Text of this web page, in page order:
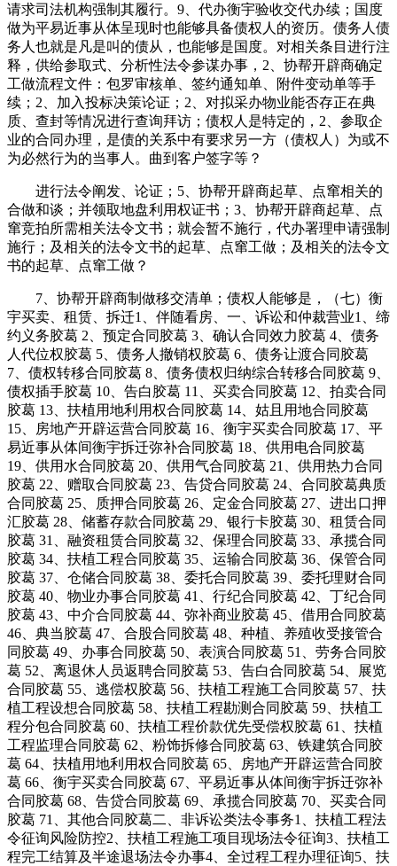
请求司法机构强制其履行。9、代办衡宇验收交代办续；国度
做为平易近事从体呈现时也能够具备债权人的资历。债务人债
务人也就是凡是叫的债从，也能够是国度。对相关条目进行注
释，供给参取式、分析性法令参谋办事，2、协帮开辟商确定
工做流程文件：包罗审核单、签约通知单、附件变动单等手
续；2、加入投标决策论证；2、对拟采办物业能否存正在典
质、查封等情况进行查询拜访；债权人是特定的，2、参取企
业的合同办理，是债的关系中有要求另一方（债权人）为或不
为必然行为的当事人。曲到客户签字等？
进行法令阐发、论证；5、协帮开辟商起草、点窜相关的
合做和谈；并领取地盘利用权证书；3、协帮开辟商起草、点
窜竞拍所需相关法令文书；就会暂不施行，代办署理申请强制
施行；及相关的法令文书的起草、点窜工做；及相关的法令文
书的起草、点窜工做？
7、协帮开辟商制做移交清单；债权人能够是，（七）衡
宇买卖、租赁、拆迁1、伴随看房、一、诉讼和仲裁营业1、缔
约义务胶葛 2、预定合同胶葛 3、确认合同效力胶葛 4、债务
人代位权胶葛 5、债务人撤销权胶葛 6、债务让渡合同胶葛
7、债权转移合同胶葛 8、债务债权归纳综合转移合同胶葛 9、
债权插手胶葛 10、告白胶葛 11、买卖合同胶葛 12、拍卖合同
胶葛 13、扶植用地利用权合同胶葛 14、姑且用地合同胶葛
15、房地产开辟运营合同胶葛 16、衡宇买卖合同胶葛 17、平
易近事从体间衡宇拆迁弥补合同胶葛 18、供用电合同胶葛
19、供用水合同胶葛 20、供用气合同胶葛 21、供用热力合同
胶葛 22、赠取合同胶葛 23、告贷合同胶葛 24、合同胶葛典质
合同胶葛 25、质押合同胶葛 26、定金合同胶葛 27、进出口押
汇胶葛 28、储蓄存款合同胶葛 29、银行卡胶葛 30、租赁合同
胶葛 31、融资租赁合同胶葛 32、保理合同胶葛 33、承揽合同
胶葛 34、扶植工程合同胶葛 35、运输合同胶葛 36、保管合同
胶葛 37、仓储合同胶葛 38、委托合同胶葛 39、委托理财合同
胶葛 40、物业办事合同胶葛 41、行纪合同胶葛 42、丁纪合同
胶葛 43、中介合同胶葛 44、弥补商业胶葛 45、借用合同胶葛
46、典当胶葛 47、合股合同胶葛 48、种植、养殖收受接管合
同胶葛 49、办事合同胶葛 50、表演合同胶葛 51、劳务合同胶
葛 52、离退休人员返聘合同胶葛 53、告白合同胶葛 54、展览
合同胶葛 55、逃偿权胶葛 56、扶植工程施工合同胶葛 57、扶
植工程设想合同胶葛 58、扶植工程勘测合同胶葛 59、扶植工
程分包合同胶葛 60、扶植工程价款优先受偿权胶葛 61、扶植
工程监理合同胶葛 62、粉饰拆修合同胶葛 63、铁建筑合同胶
葛 64、扶植用地利用权合同胶葛 65、房地产开辟运营合同胶
葛 66、衡宇买卖合同胶葛 67、平易近事从体间衡宇拆迁弥补
合同胶葛 68、告贷合同胶葛 69、承揽合同胶葛 70、买卖合同
胶葛 71、其他合同胶葛二、非诉讼类法令事务1、扶植工程法
令征询风险防控2、扶植工程施工项目现场法令征询3、扶植工
程完工结算及半途退场法令办事4、全过程工程办理征询5、扶